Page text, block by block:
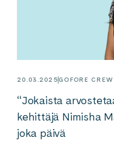
20.03.2025 GOFORE CREW
“Jokaista
kehittäjä Nimisha
joka päivä